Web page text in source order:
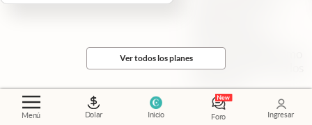
Menú Dolar Inicio Foro Ingresar
Ver todos los planes
necesitás sobre cómo
sigue la semana en los